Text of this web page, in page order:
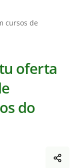
cursos de
oferta
do